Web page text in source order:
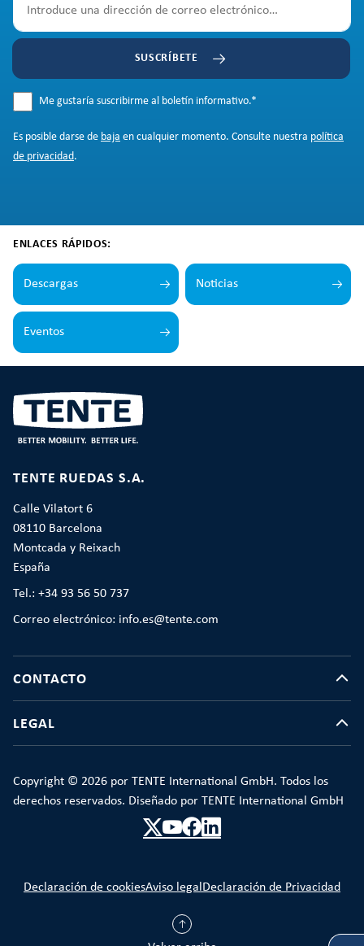
SUSCRÍBETE
Me gustaría suscribirme al boletín informativo.*
Es posible darse de baja en cualquier momento. Consulte nuestra política
de privacidad.
ENLACES RÁPIDOS:
Descargas Noticias
Eventos
TENTE RUEDAS S.A.
Calle Vilatort 6
08110 Barcelona
Montcada y Reixach
España
Tel.: +34 93 56 50 737
Correo electrónico: info.es@tente.com
CONTACTO
LEGAL
Copyright © 2026 por TENTE International GmbH. Todos los
derechos reservados. Diseñado por TENTE International GmbH
Declaración de cookiesAviso legalDeclaración de Privacidad